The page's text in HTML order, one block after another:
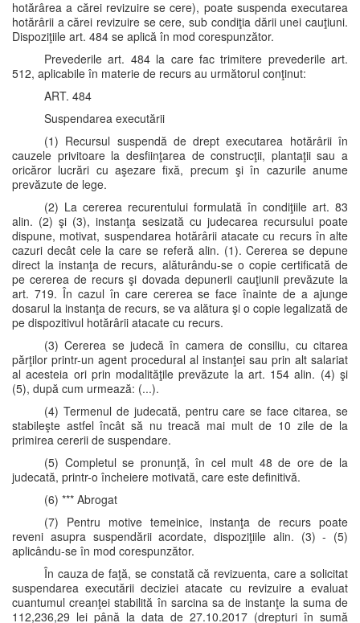
hotărârea a cărei revizuire se cere), poate suspenda executarea
hotărârii a cărei revizuire se cere, sub condiţia dării unei cauţiuni.
Dispoziţiile art. 484 se aplică în mod corespunzător.
Prevederile art. 484 la care fac trimitere prevederile art.
512, aplicabile în materie de recurs au următorul conţinut:
ART. 484
Suspendarea executării
(1) Recursul suspendă de drept executarea hotărârii în
cauzele privitoare la desfiinţarea de construcţii, plantaţii sau a
oricăror lucrări cu aşezare fixă, precum şi în cazurile anume
prevăzute de lege.
(2) La cererea recurentului formulată în condiţiile art. 83
alin. (2) şi (3), instanţa sesizată cu judecarea recursului poate
dispune, motivat, suspendarea hotărârii atacate cu recurs în alte
cazuri decât cele la care se referă alin. (1). Cererea se depune
direct la instanţa de recurs, alăturându-se o copie certificată de
pe cererea de recurs şi dovada depunerii cauţiunii prevăzute la
art. 719. În cazul în care cererea se face înainte de a ajunge
dosarul la instanţa de recurs, se va alătura şi o copie legalizată de
pe dispozitivul hotărârii atacate cu recurs.
(3) Cererea se judecă în camera de consiliu, cu citarea
părţilor printr-un agent procedural al instanţei sau prin alt salariat
al acesteia ori prin modalităţile prevăzute la art. 154 alin. (4) şi
(5), după cum urmează: (...).
(4) Termenul de judecată, pentru care se face citarea, se
stabileşte astfel încât să nu treacă mai mult de 10 zile de la
primirea cererii de suspendare.
(5) Completul se pronunţă, în cel mult 48 de ore de la
judecată, printr-o încheiere motivată, care este definitivă.
(6) *** Abrogat
(7) Pentru motive temeinice, instanţa de recurs poate
reveni asupra suspendării acordate, dispoziţiile alin. (3) - (5)
aplicându-se în mod corespunzător.
În cauza de faţă, se constată că revizuenta, care a solicitat
suspendarea executării deciziei atacate cu revizuire a evaluat
cuantumul creanţei stabilită în sarcina sa de instanţe la suma de
112,236,29 lei până la data de 27.10.2017 (drepturi în sumă